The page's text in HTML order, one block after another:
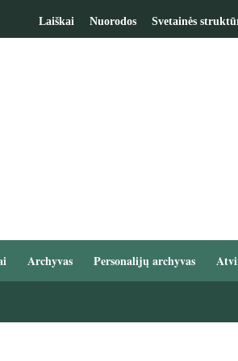
Laiškai Nuorodos Svetainės
Archyvas Personalijų archyvas